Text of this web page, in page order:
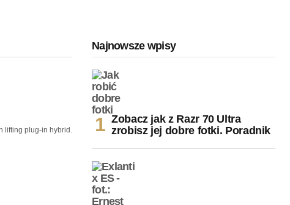
lifting plug-in hybrid.
Najnowsze wpisy
Zobacz jak z Razr 70 Ultra
zrobisz jej dobre fotki. Poradnik